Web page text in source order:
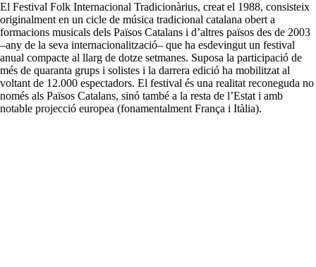
El Festival Folk Internacional Tradicionàrius, creat el 1988, consisteix
originalment en un cicle de música tradicional catalana obert a
formacions musicals dels Països Catalans i d’altres països des de 2003
–any de la seva internacionalització– que ha esdevingut un festival
anual compacte al llarg de dotze setmanes. Suposa la participació de
més de quaranta grups i solistes i la darrera edició ha mobilitzat al
voltant de 12.000 espectadors. El festival és una realitat reconeguda no
només als Països Catalans, sinó també a la resta de l’Estat i amb
notable projecció europea (fonamentalment França i Itàlia).